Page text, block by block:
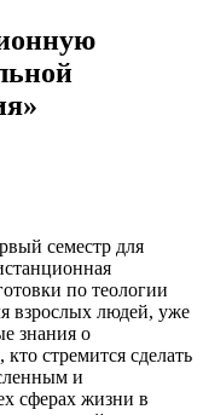
семестр для
по теологии
взрослых людей, уже
знания о
стремится сделать
и
сферах жизни в